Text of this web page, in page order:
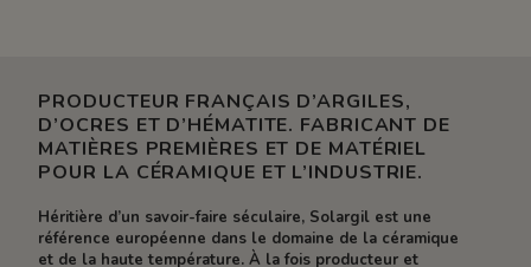
PRODUCTEUR FRANÇAIS D’ARGILES,
D’OCRES ET D’HÉMATITE. FABRICANT DE
MATIÈRES PREMIÈRES ET DE MATÉRIEL
POUR LA CÉRAMIQUE ET L’INDUSTRIE.
Héritière d’un savoir-faire séculaire, Solargil est une
référence européenne dans le domaine de la céramique
et de la haute température. À la fois producteur et